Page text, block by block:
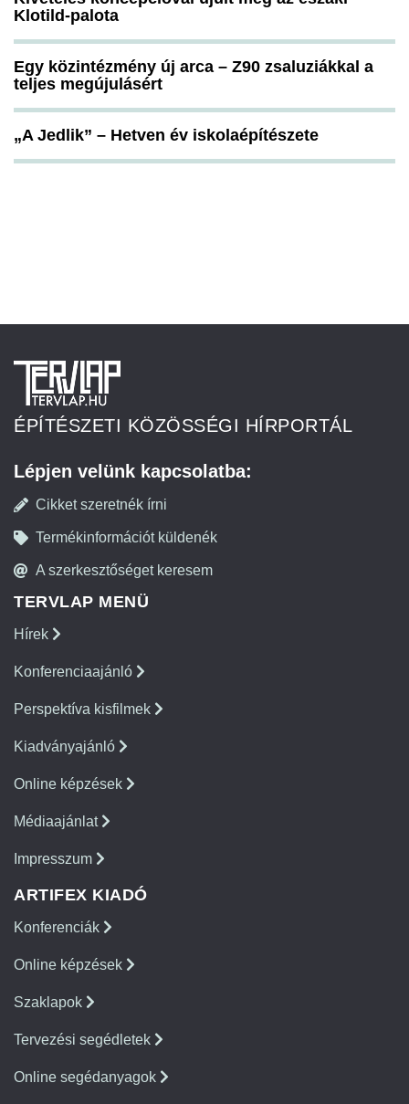
Klotild-palota
Egy közintézmény új arca – Z90 zsaluziákkal a
teljes megújulásért
„A Jedlik” – Hetven év iskolaépítészete
ÉPÍTÉSZETI KÖZÖSSÉGI HÍRPORTÁL
Lépjen velünk kapcsolatba:
Cikket szeretnék írni
Termékinformációt küldenék
A szerkesztőséget keresem
TERVLAP MENÜ
Hírek
Konferenciaajánló
Perspektíva kisfilmek
Kiadványajánló
Online képzések
Médiaajánlat
Impresszum
ARTIFEX KIADÓ
Konferenciák
Online képzések
Szaklapok
Tervezési segédletek
Online segédanyagok